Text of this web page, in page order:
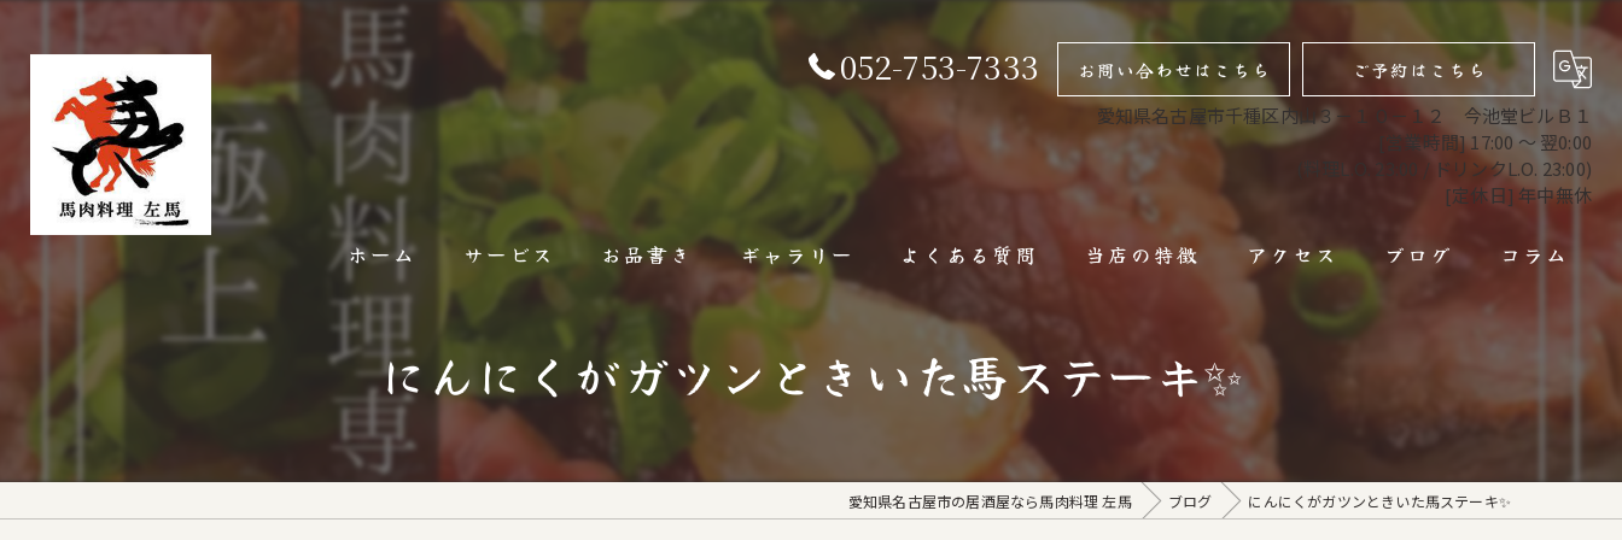
052-753-7333 お問い合わせはこちら
ご予約はこちら
愛知県名古屋市千種区内山３－１０－１２ 今池堂ビルＢ１
[営業時間] 17:00 ～ 翌0:00
(料理L.O. 23:00 / ドリンクL.O. 23:00)
[定休日] 年中無休
ホーム サービス お品書き ギャラリー よくある質問 当店の特徴
コース
アクセス ブログ コラム
にんにくがガツンときいた馬ステーキ✨
愛知県名古屋市の居酒屋なら馬肉料理 左馬 ブログ にんにくがガツンときいた馬ステーキ✨